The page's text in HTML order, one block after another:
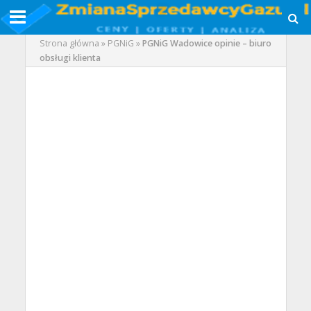
Strona główna » PGNiG »PGNiG Wadowice opinie – biuro
obsługi klienta